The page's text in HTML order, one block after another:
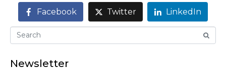
Facebook Twitter LinkedIn
Newsletter